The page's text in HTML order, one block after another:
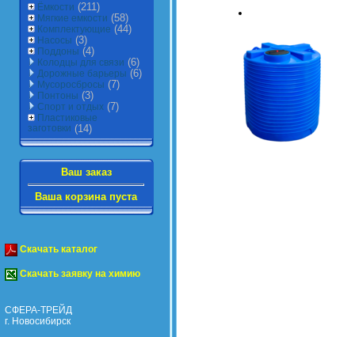
Ёмкости (211)
Мягкие емкости (58)
Комплектующие (44)
Насосы (3)
Поддоны (4)
Колодцы для связи (6)
Дорожные барьеры (6)
Мусоросбросы (7)
Понтоны (3)
Спорт и отдых (7)
Пластиковые
заготовки (14)
Ваш заказ
Ваша корзина пуста
Скачать каталог
Скачать заявку на химию
СФЕРА-ТРЕЙД
г. Новосибирск